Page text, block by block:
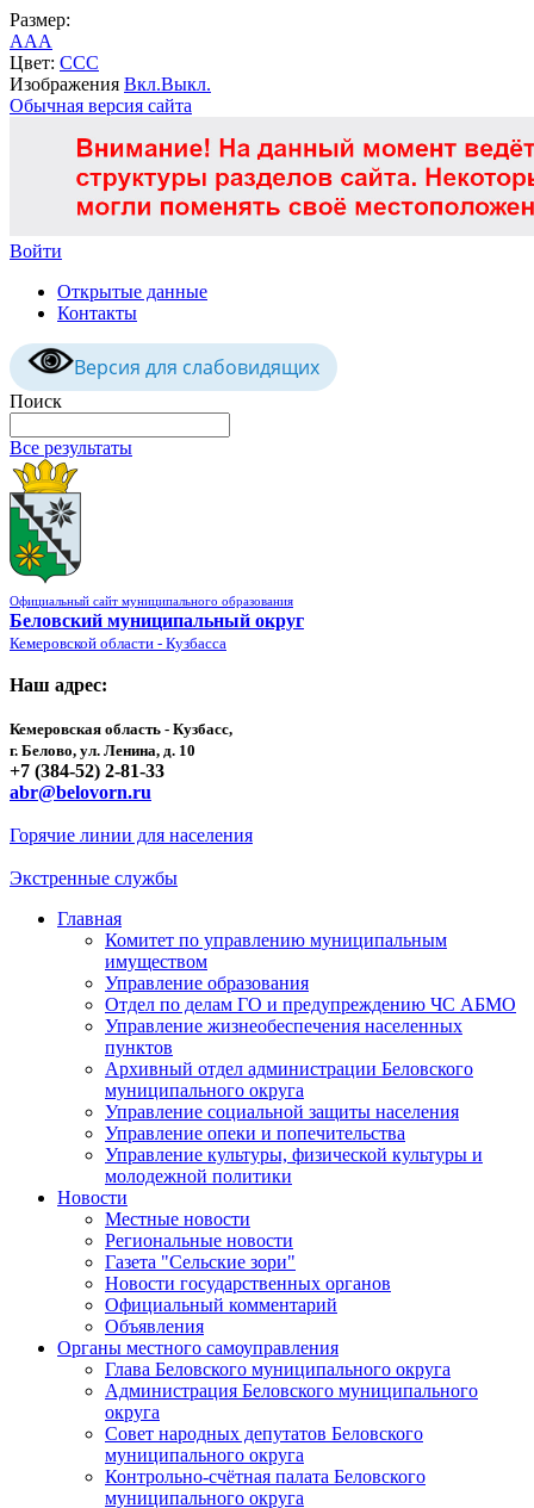
Размер:
AAA
Цвет: CCC
Изображения Вкл.Выкл.
Обычная версия сайта
Войти
Открытые данные
Контакты
Версия для слабовидящих
Поиск
Все результаты
Официальный сайт муниципального образования
Беловский муниципальный округ
Кемеровской области - Кузбасса
Наш адрес:
Кемеровская область - Кузбасс,
г. Белово, ул. Ленина, д. 10
+7 (384-52) 2-81-33
abr@belovorn.ru
Горячие линии для населения
Экстренные службы
Главная
Комитет по управлению муниципальным
имуществом
Управление образования
Отдел по делам ГО и предупреждению ЧС АБМО
Управление жизнеобеспечения населенных
пунктов
Архивный отдел администрации Беловского
муниципального округа
Управление социальной защиты населения
Управление опеки и попечительства
Управление культуры, физической культуры и
молодежной политики
Новости
Местные новости
Региональные новости
Газета "Сельские зори"
Новости государственных органов
Официальный комментарий
Объявления
Органы местного самоуправления
Глава Беловского муниципального округа
Администрация Беловского муниципального
округа
Совет народных депутатов Беловского
муниципального округа
Контрольно-счётная палата Беловского
муниципального округа